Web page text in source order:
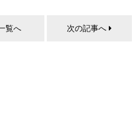
覧へ 次の記事へ